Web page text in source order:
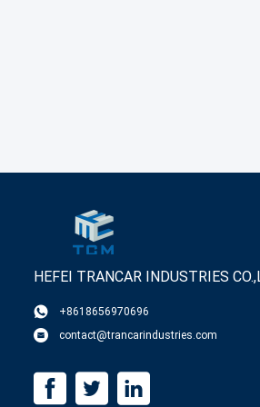
HEFEI TRANCAR INDUSTRIES
+8618656970696
contact@trancarindustries.com